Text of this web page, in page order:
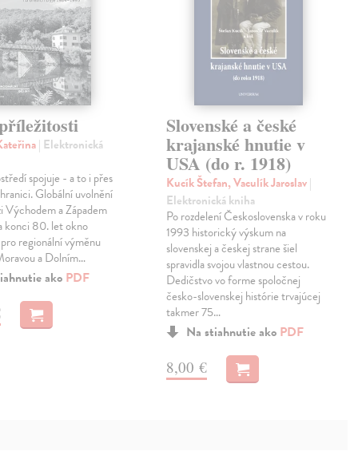
| Elektronická
spojuje - a to i přes
Globální uvolnění
Východem a Západem
konci 80. let okno
regionální výměnu
a Dolním…
ako PDF
Slovenské a české
krajanské hnutie v
USA (do r. 1918)
Kucík Štefan, Vaculík Jaroslav|
Elektronická kniha
Po rozdelení Československa v roku
1993 historický výskum na
slovenskej a českej strane šiel
spravidla svojou vlastnou cestou.
Dedičstvo vo forme spoločnej
česko-slovenskej histórie trvajúcej
takmer 75…
Na stiahnutie ako PDF
8,00 €